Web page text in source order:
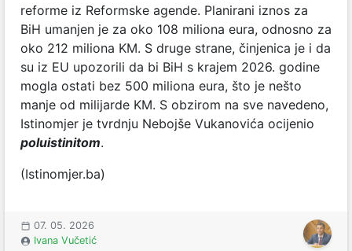
reforme iz Reformske agende. Planirani iznos za
BiH umanjen je za oko 108 miliona eura, odnosno za
oko 212 miliona KM. S druge strane, činjenica je i da
su iz EU upozorili da bi BiH s krajem 2026. godine
mogla ostati bez 500 miliona eura, što je nešto
manje od milijarde KM. S obzirom na sve navedeno,
Istinomjer je tvrdnju Nebojše Vukanovića ocijenio
poluistinitom.
(Istinomjer.ba)
07. 05. 2026
Ivana Vučetić